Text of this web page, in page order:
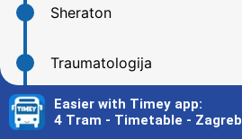
Sheraton
Traumatologija
Draškovićeva
Easier with Timey app:
4 Tram - Timetable - Zagreb